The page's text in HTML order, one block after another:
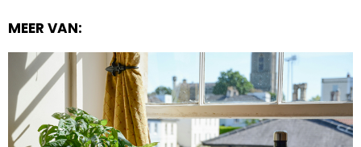
MEER VAN: